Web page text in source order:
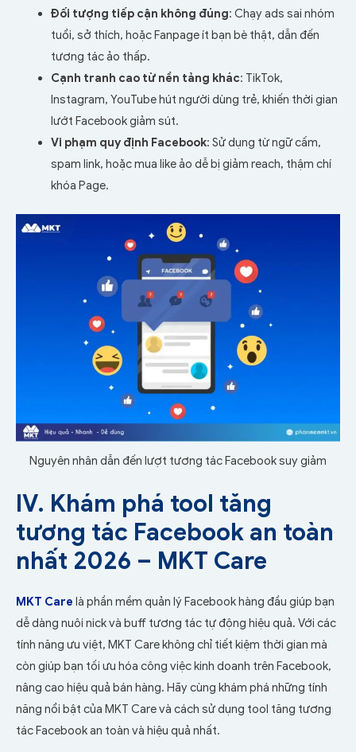
Đối tượng tiếp cận không đúng: Chạy ads sai nhóm
tuổi, sở thích, hoặc Fanpage ít bạn bè thật, dẫn đến
tương tác ảo thấp.
Cạnh tranh cao từ nền tảng khác: TikTok,
Instagram, YouTube hút người dùng trẻ, khiến thời gian
lướt Facebook giảm sút.
Vi phạm quy định Facebook: Sử dụng từ ngữ cấm,
spam link, hoặc mua like ảo dễ bị giảm reach, thậm chí
khóa Page.
Nguyên nhân dẫn đến lượt tương tác Facebook suy giảm
IV. Khám phá tool tăng
tương tác Facebook an toàn
nhất 2026 – MKT Care
MKT Care là phần mềm quản lý Facebook hàng đầu giúp bạn
dễ dàng nuôi nick và buff tương tác tự động hiệu quả. Với các
tính năng ưu việt, MKT Care không chỉ tiết kiệm thời gian mà
còn giúp bạn tối ưu hóa công việc kinh doanh trên Facebook,
nâng cao hiệu quả bán hàng. Hãy cùng khám phá những tính
năng nổi bật của MKT Care và cách sử dụng tool tăng tương
tác Facebook an toàn và hiệu quả nhất.